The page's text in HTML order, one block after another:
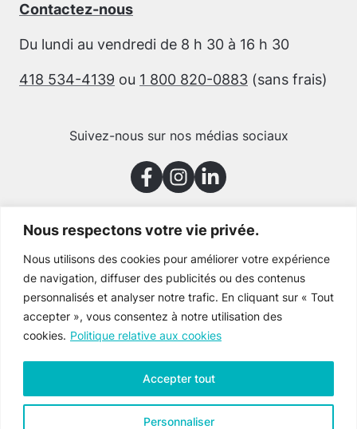
Nous respectons votre vie privée.
Nous utilisons des cookies pour améliorer votre expérience
de navigation, diffuser des publicités ou des contenus
personnalisés et analyser notre trafic. En cliquant sur « Tout
accepter », vous consentez à notre utilisation des
cookies. Politique relative aux cookies
Personnaliser
Accepter tout
Contactez-nous
Du lundi au vendredi de 8 h 30 à 16 h 30
418 534-4139 ou 1 800 820-0883 (sans frais)
Suivez-nous sur nos médias sociaux
Merci à nos partenaires